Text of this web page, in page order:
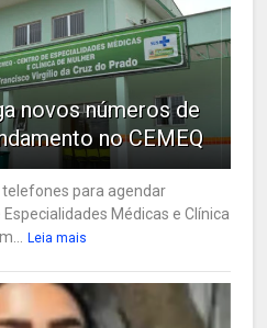
novos números de
no CEMEQ
telefones para agendar
Médicas e Clínica
Leia mais